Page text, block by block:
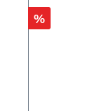
Rabatt
%